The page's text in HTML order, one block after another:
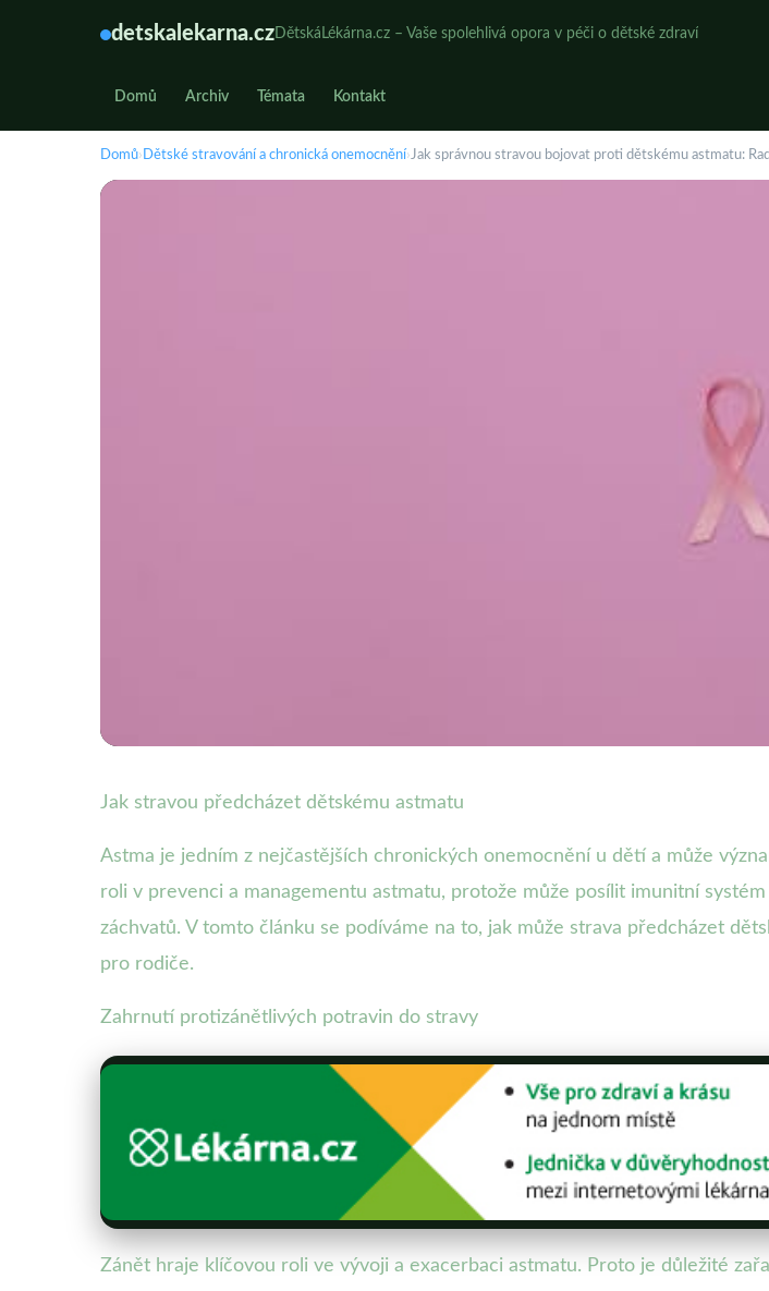
detskalekarna.czDětskáLékárna.cz – Vaše spolehlivá opora v péči o dětské zdraví
Domů Archiv Témata Kontakt
Domů› Dětské stravování a chronická onemocnění›Jak správnou stravou bojovat proti dětskému astmatu:
Jak správnou stravou bojovat proti
rodiče
4. 10. 2025
Jak stravou předcházet dětskému astmatu
Astma je jedním z nejčastějších chronických onemocnění u dětí a může
roli v prevenci a managementu astmatu, protože může posílit imunitní
záchvatů. V tomto článku se podíváme na to, jak může strava předcházet
pro rodiče.
Zahrnutí protizánětlivých potravin do stravy
Zánět hraje klíčovou roli ve vývoji a exacerbaci astmatu. Proto je důležité